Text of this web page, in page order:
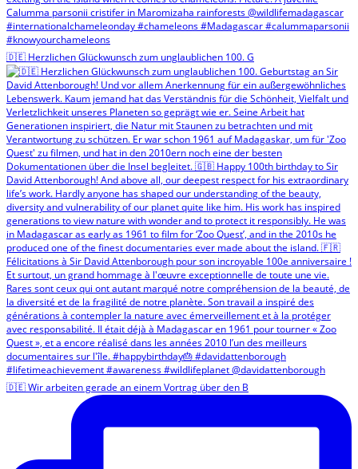
🇩🇪 Herzlichen Glückwunsch zum unglaublichen 100. G
🇩🇪 Wir arbeiten gerade an einem Vortrag über den B